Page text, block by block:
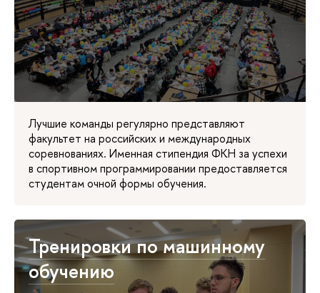
Лучшие команды регулярно представляют
факультет на российских и международных
соревнованиях. Именная стипендия ФКН за успехи
в спортивном программировании предоставляется
студентам очной формы обучения.
Тренировки по машинному
обучению